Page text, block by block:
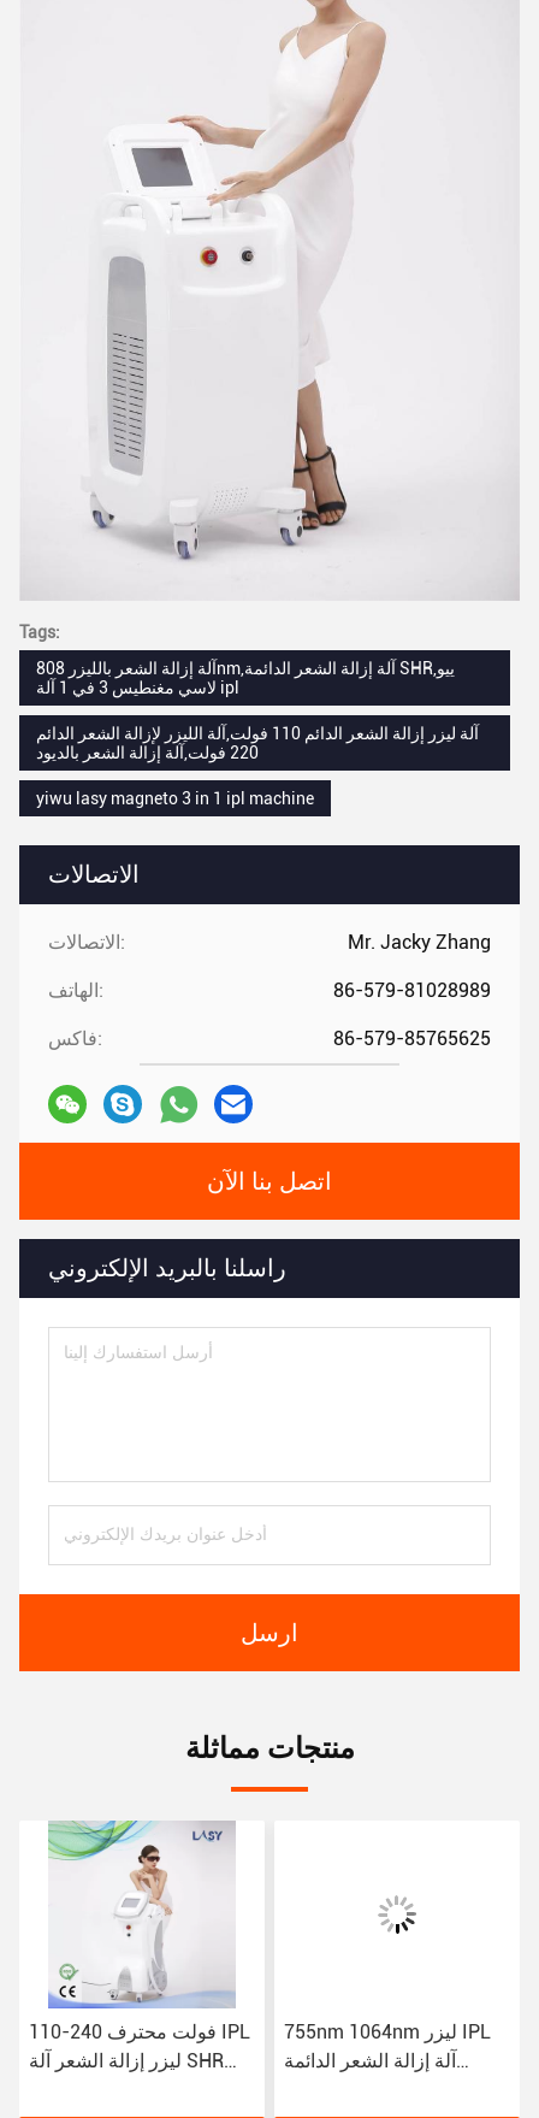
الاتصالات
الاتصالات: Mr. Jacky Zhang
الهاتف: 86-579-81028989
فاكس: 86-579-85765625
اتصل بنا الآن
راسلنا بالبريد الإلكتروني
ارسل
Tags:
آلة إزالة الشعر بالليزر 808nm,آلة إزالة الشعر الدائمة SHR,ييو
لاسي مغنطيس 3 في 1 آلة ipl
آلة ليزر إزالة الشعر الدائم 110 فولت,آلة الليزر لإزالة الشعر الدائم
220 فولت,آلة إزالة الشعر بالديود
yiwu lasy magneto 3 in 1 ipl machine
منتجات مماثلة
110-240 فولت محترف IPL
ليزر إزالة الشعر آلة SHR
755nm 1064nm ليزر IPL
آلة إزالة الشعر الدائمة